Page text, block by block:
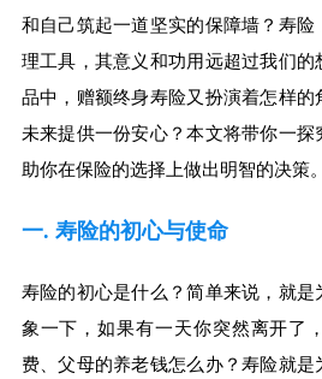
和自己筑起一道坚实的保障墙？寿险
理工具，其意义和功用远超过我们
品中，赠额终身寿险又扮演着怎样的
未来提供一份安心？本文将带你一
助你在保险的选择上做出明智的决策。
一. 寿险的初心与使命
寿险的初心是什么？简单来说，就是
象一下，如果有一天你突然离开了
费、父母的养老钱怎么办？寿险就